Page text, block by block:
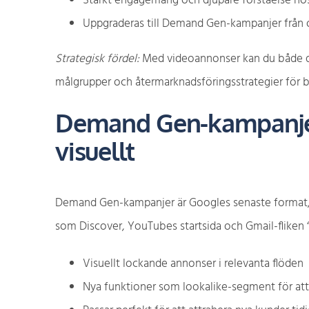
Uppgraderas till Demand Gen-kampanjer från
Strategisk fördel:Med videoannonser kan du både
målgrupper och återmarknadsföringsstrategier för
Demand Gen-
visuellt
Demand Gen-kampanjer är Googles senaste
som Discover, YouTubes startsida och Gmail-fliken
Visuellt lockande annonser i relevanta flöden
Nya funktioner som lookalike-segment för